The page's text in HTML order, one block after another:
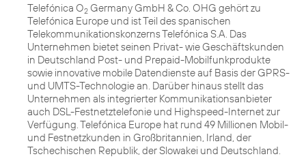
Telefónica O2 Germany GmbH & Co. OHG gehört zu
Telefónica Europe und ist Teil des spanischen
Telekommunikationskonzerns Telefónica S.A. Das
Unternehmen bietet seinen Privat- wie Geschäftskunden
in Deutschland Post- und Prepaid-Mobilfunkprodukte
sowie innovative mobile Datendienste auf Basis der GPRS-
und UMTS-Technologie an. Darüber hinaus stellt das
Unternehmen als integrierter Kommunikationsanbieter
auch DSL-Festnetztelefonie und Highspeed-Internet zur
Verfügung. Telefónica Europe hat rund 49 Millionen Mobil-
und Festnetzkunden in Großbritannien, Irland, der
Tschechischen Republik, der Slowakei und Deutschland.